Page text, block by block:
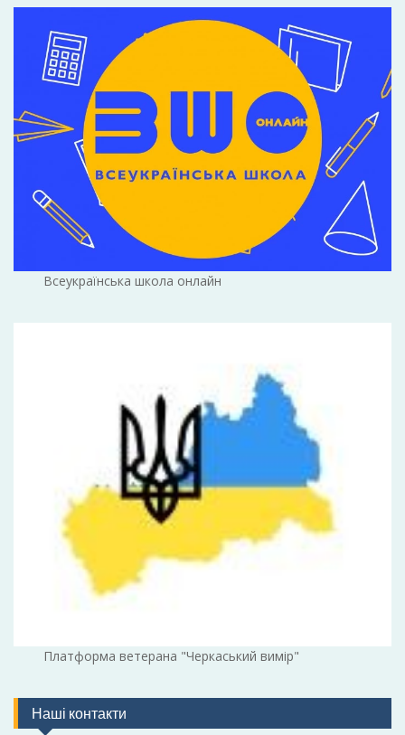
Всеукраїнська школа онлайн
Платформа ветерана "Черкаський вимір"
Наші контакти